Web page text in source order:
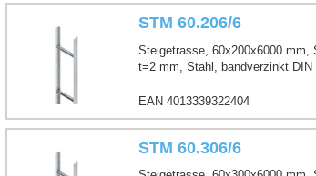
STM 60.206/6
Steigetrasse, 60x200x6000 mm,
t=2 mm, Stahl, bandverzinkt DIN
EAN 4013339322404
STM 60.306/6